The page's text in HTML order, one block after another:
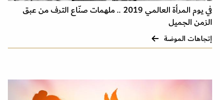
في يوم المرأة العالمي 2019 .. ملهمات صنّاع الترف من عبق
الزمن الجميل
إتجاهات الموضة